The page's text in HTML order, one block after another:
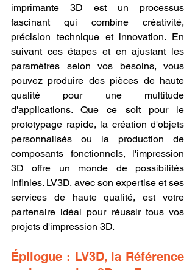
imprimante 3D est un processus
fascinant qui combine créativité,
précision technique et innovation. En
suivant ces étapes et en ajustant les
paramètres selon vos besoins, vous
pouvez produire des pièces de haute
qualité pour une multitude
d'applications. Que ce soit pour le
prototypage rapide, la création d'objets
personnalisés ou la production de
composants fonctionnels, l'impression
3D offre un monde de possibilités
infinies. LV3D, avec son expertise et ses
services de haute qualité, est votre
partenaire idéal pour réussir tous vos
projets d'impression 3D.
Épilogue : LV3D, la Référence